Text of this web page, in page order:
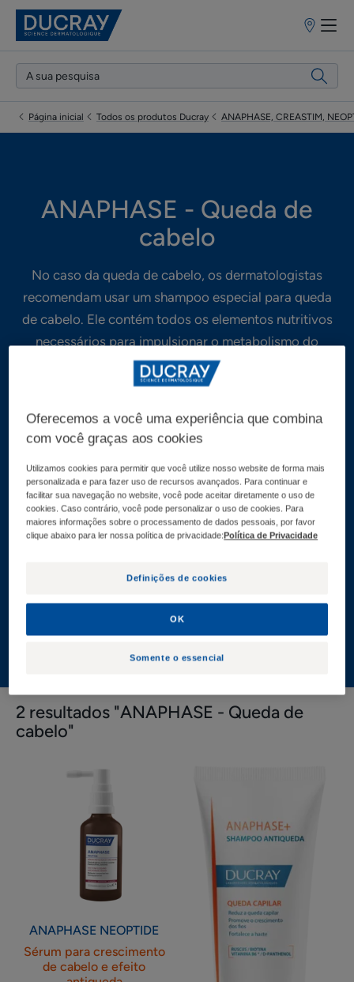
Pontos
venda
Página inicial Todos os produtos Ducray ANAPHASE, CREASTIM,
ANAPHASE - Queda de
cabelo
No caso da queda de cabelo, os dermatologistas
recomendam usar um shampoo especial para queda
de cabelo. Ele contém todos os elementos nutritivos
necessários para impulsionar o metabolismo do
folículo capilar. Outro benefício: ele prepara o couro
cabeludo diariamente para um tratamento localizado,
a linha ANAPHASE com ANAPHASE Shampoo
resultados percebidos na queda de cabelo reativa.
Formulado com um ingrediente ativo especial
antiqueda, ele desacelera a queda de cabelo e
prepara o couro cabeludo para a aplicação de loções
Todas as ANAPHASE, CREASTIM, NEOPTIDE,
ANACAPS - Queda de cabelo
2 resultados "ANAPHASE - Queda de
cabelo"
Sérum
cabelo
e
efeito
antiqueda
ANAPHASE NEOPTIDE
Sérum para crescimento
de cabelo e efeito
anticabelos
finos
Oferecemos a você uma experiência que combina
com você graças aos cookies
Utilizamos cookies para permitir que você utilize nosso website de forma mais
personalizada e para fazer uso de recursos avançados. Para continuar e
facilitar sua navegação no website, você pode aceitar diretamente o uso de
cookies. Caso contrário, você pode personalizar o uso de cookies. Para
maiores informações sobre o processamento de dados pessoais, por favor
clique abaixo para ler nossa política de privacidade:Política de Privacidade
Definições de cookies
Somente o essencial
OK